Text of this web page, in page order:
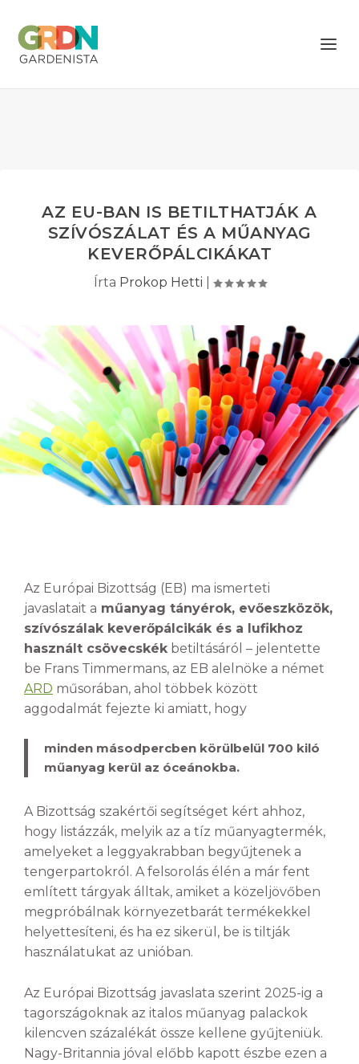
AZ EU-BAN IS BETILTHATJÁK A
SZÍVÓSZÁLAT ÉS A MŰANYAG
KEVERŐPÁLCIKÁKAT
Írta Prokop Hetti
Az Európai Bizottság (EB) ma ismerteti
javaslatait a műanyag tányérok, evőeszközök,
szívószálak keverőpálcikák és a lufikhoz
használt csövecskék betiltásáról – jelentette
be Frans Timmermans, az EB alelnöke a német
ARD műsorában, ahol többek között
aggodalmát fejezte ki amiatt, hogy
minden másodpercben körülbelül 700 kiló
műanyag kerül az óceánokba.
A Bizottság szakértői segítséget kért ahhoz,
hogy listázzák, melyik az a tíz műanyagtermék,
amelyeket a leggyakrabban begyűjtenek a
tengerpartokról. A felsorolás élén a már fent
említett tárgyak álltak, amiket a közeljövőben
megpróbálnak környezetbarát termékekkel
helyettesíteni, és ha ez sikerül, be is tiltják
használatukat az unióban.
Az Európai Bizottság javaslata szerint 2025-ig a
tagországoknak az italos műanyag palackok
kilencven százalékát össze kellene gyűjte­niük.
Nagy-Britannia jóval előbb kapott észbe ezen a